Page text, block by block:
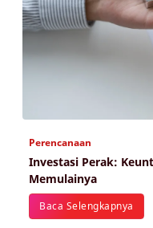
Perencanaan
Investasi Perak:
Memulainya
Baca Selengkapnya